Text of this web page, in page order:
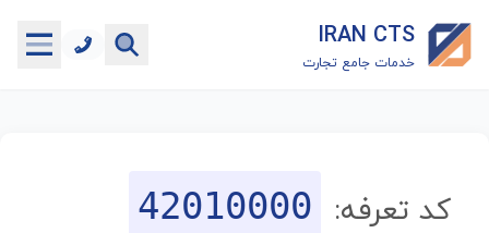
IRAN CTS
خدمات جامع تجارت
جستجوگر تعرفه گمرکی
کد تعرفه: 42010000